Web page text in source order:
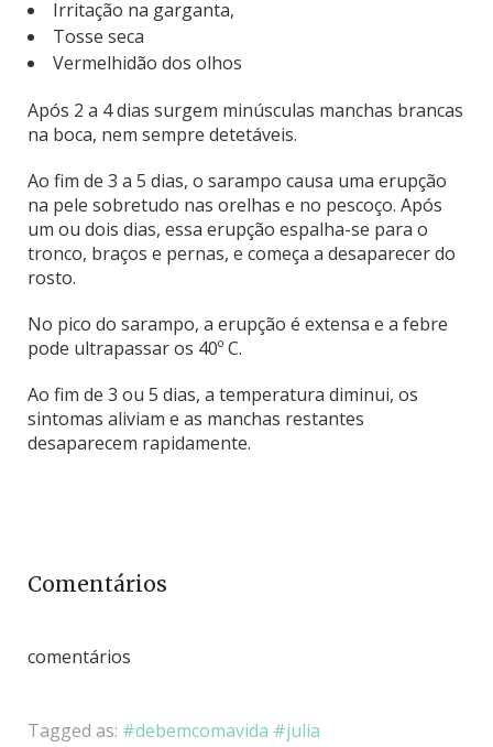
Irritação na garganta,
Tosse seca
Vermelhidão dos olhos
Após 2 a 4 dias surgem minúsculas manchas brancas
na boca, nem sempre detetáveis.
Ao fim de 3 a 5 dias, o sarampo causa uma erupção
na pele sobretudo nas orelhas e no pescoço. Após
um ou dois dias, essa erupção espalha-se para o
tronco, braços e pernas, e começa a desaparecer do
rosto.
No pico do sarampo, a erupção é extensa e a febre
pode ultrapassar os 40º C.
Ao fim de 3 ou 5 dias, a temperatura diminui, os
sintomas aliviam e as manchas restantes
desaparecem rapidamente.
Comentários
comentários
Tagged as: debemcomavida
julia